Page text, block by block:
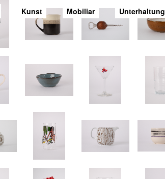
Kunst Mobiliar Unterhaltung